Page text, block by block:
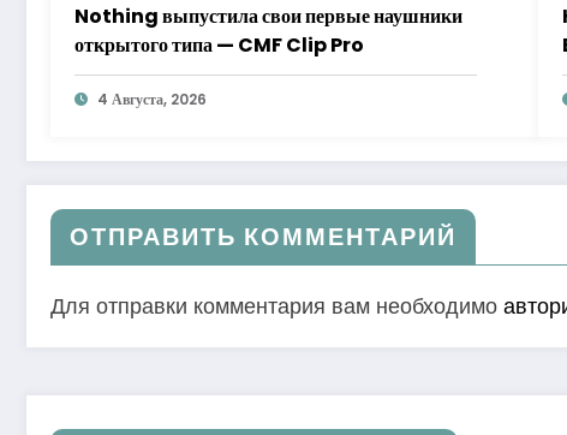
Nothing выпустила свои первые наушники
открытого типа — CMF Clip Pro
4 Августа, 2026
ОТПРАВИТЬ КОММЕНТАРИЙ
Для отправки комментария вам необходимо